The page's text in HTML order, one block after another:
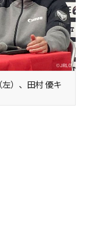
）、田村 優キ